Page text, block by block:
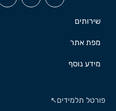
שירותים
מפת אתר
מידע נוסף
תלמידים↖️